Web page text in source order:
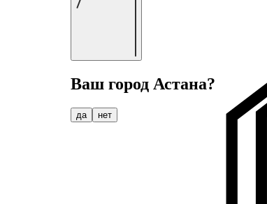
Ваш город Астана?
да нет